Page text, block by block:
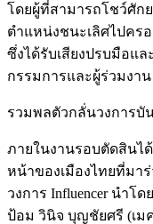
โดยผู้ที่สามารถโชว์ศัก
ตำแหน่งชนะเลิศไปคร
ซึ่งได้รับเสียงปรบมือแ
กรรมการและผู้ร่วมงาน
รวมพลตัวกลั่นวงการบั
ภายในงานรอบตัดสินได้
หน้าของเมืองไทยที่มา
วงการ Influencer นำโ
ป้อม วินิจ บุญชัยศรี (เม